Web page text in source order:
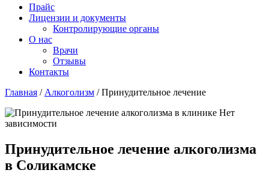
Прайс
Лицензии и документы
Контролирующие органы
О нас
Врачи
Отзывы
Контакты
Главная / Алкоголизм /Принудительное лечение
Принудительное лечение алкоголизма
в Соликамске